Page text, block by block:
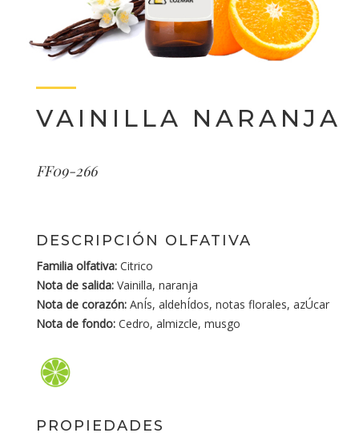
VAINILLA NARANJA
FF09-266
DESCRIPCIÓN OLFATIVA
Familia olfativa: Citrico
Nota de salida: Vainilla, naranja
Nota de corazón: AnÍs, aldehÍdos, notas florales, azÚcar
Nota de fondo: Cedro, almizcle, musgo
PROPIEDADES